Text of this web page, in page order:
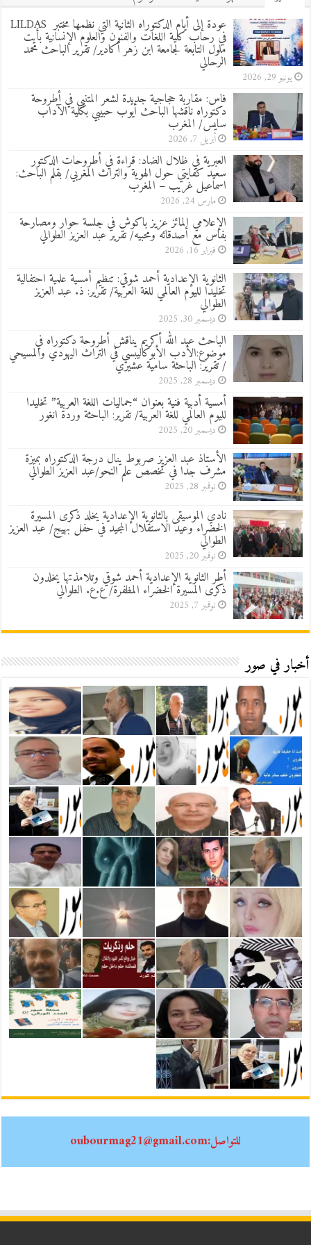
عودة إلى أيام الدكتوراه الثانية التي نظمها مختبر LILDAS
في رحاب كلية اللغات والفنون والعلوم الإنسانية بأيت
ملول التابعة لجامعة ابن زهر أكادير/ تقرير الباحث محمد
الرحالي
يونيو 29, 2026
فاس: مقاربة حجاجية جديدة لشعر المتنبي في أطروحة
دكتوراه ناقشها الباحث أيوب حبيبي بكلية الآداب
سايس/ المغرب
أبريل 7, 2026
العبرية في ظلال الضاد: قراءة في أطروحات الدكتور
سعيد كفايتي حول الهوية والتراث المغربي/ بقلم الباحث:
اسماعيل غريب – المغرب
مارس 24, 2026
الإعلامي المائز عزيز باكوش في جلسة حوار ومصارحة
بفاس مع أصدقائه ومحبيه/ تقرير عبد العزيز الطوالي
فبراير 16, 2026
الثانوية الإعدادية أحمد شوقي: تنظيم أمسية علمية احتفالية
تخليدا لليوم العالمي للغة العربية/ تقرير: ذ. عبد العزيز
الطوالي
ديسمبر 30, 2025
الباحث عبد الله أكريم يناقش أطروحة دكتوراه في
موضوع:الأدب الأبوكاليبسي في التراث اليهودي والمسيحي
/ تقرير: الباحثة سامية عشيري
ديسمبر 28, 2025
أمسية أدبية فنية بعنوان “جماليات اللغة العربية” تخليدا
لليوم العالمي للغة العربية/ تقرير: الباحثة وردة انغور
ديسمبر 20, 2025
الأستاذ عبد العزيز صربوط ينال درجة الدكتوراه بميزة
مشرف جدا في تخصص علم النحو/عبد العزيز الطوالي
نوفمبر 28, 2025
نادي الموسيقى بالثانوية الإعدادية يخلد ذكرى المسيرة
الخضراء وعيد الاستقلال المجيد في حفل بهيج/ عبد العزيز
الطوالي
نوفمبر 20, 2025
أطر الثانوية الإعدادية أحمد شوقي وتلامذتها يخلدون
ذكرى المسيرة الخضراء المظفرة/ ع.ع. الطوالي
نوفمبر 7, 2025
أخبار في صور
للتواصل:oubourmag21@gmail.com